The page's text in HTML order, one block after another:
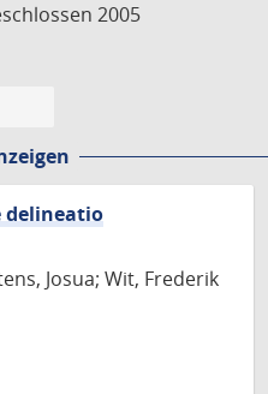
2005
delineatio
Josua; Wit, Frederik